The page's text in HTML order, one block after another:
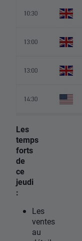
Les
temps
forts
de
ce
jeudi
:
Les
ventes
au